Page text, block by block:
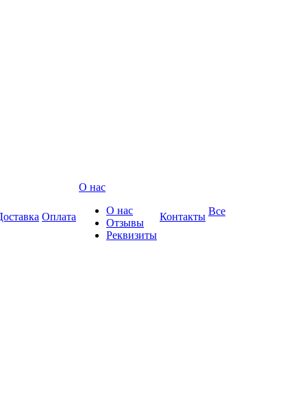
Оплата
О нас
О нас
Отзывы
Реквизиты
Контакты Все